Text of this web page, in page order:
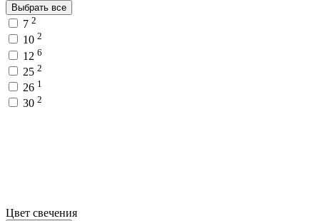
Выбрать все
7 2
10 2
12 6
25 2
26 1
30 2
Цвет свечения